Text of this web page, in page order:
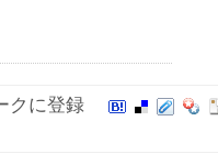
クに登録